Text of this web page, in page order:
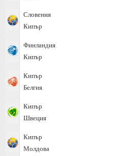
Словения
Кипър
Финландия
Кипър
Кипър
Белгия
Кипър
Швеция
Кипър
Молдова